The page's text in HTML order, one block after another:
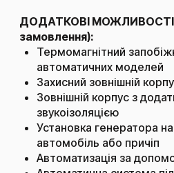
ДОДАТКОВІ МОЖЛИВОСТІ
замовлення):
Термомагнітний
автоматичних моделей
Захисний зовнішній
Зовнішній корпус з
звукоізоляцією
Установка генератора
автомобіль або причіп
Автоматизація за